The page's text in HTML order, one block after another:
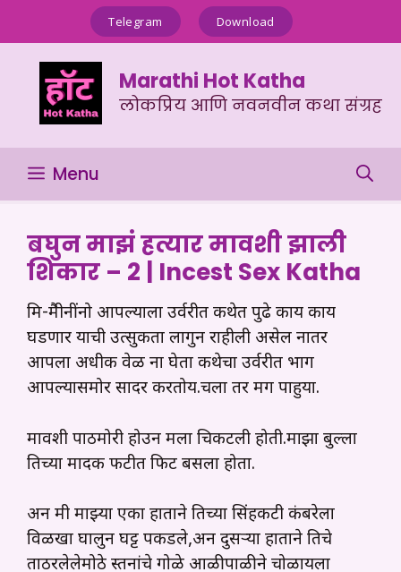
content
Telegram Download
Marathi Hot Katha
लोकप्रिय आणि नवनवीन कथा संग्रह
Menu
बघुन माझं हत्यार मावशी झाली
शिकार – 2 | Incest Sex Katha
मित्र-मैत्रीनींनो आपल्याला उर्वरीत कथेत पुढे काय काय
घडणार याची उत्सुकता लागुन राहीली असेल नातर
आपला अधीक वेळ ना घेता कथेचा उर्वरीत भाग
आपल्यासमोर सादर करतोय.चला तर मग पाहुया.
मावशी पाठमोरी होउन मला चिकटली होती.माझा बुल्ला
तिच्या मादक फटीत फिट बसला होता.
अन मी माझ्या एका हाताने तिच्या सिंहकटी कंबरेला
विळखा घालुन घट्ट पकडले,अन दुसऱ्या हाताने तिचे
ताठरलेलेमोठे स्तनांचे गोळे आळीपाळीने चोळायला